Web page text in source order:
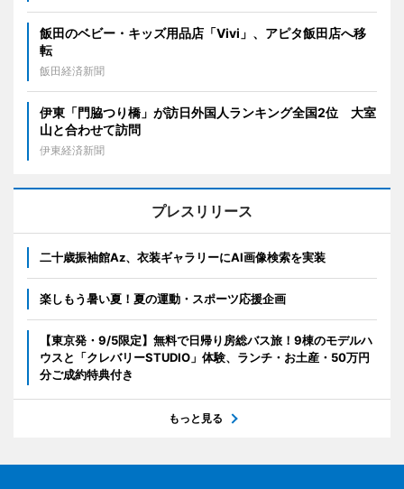
飯田のベビー・キッズ用品店「Vivi」、アピタ飯田店へ移
転
飯田経済新聞
伊東「門脇つり橋」が訪日外国人ランキング全国2位 大室
山と合わせて訪問
伊東経済新聞
プレスリリース
二十歳振袖館Az、衣装ギャラリーにAI画像検索を実装
楽しもう暑い夏！夏の運動・スポーツ応援企画
【東京発・9/5限定】無料で日帰り房総バス旅！9棟のモデルハ
ウスと「クレバリーSTUDIO」体験、ランチ・お土産・50万円
分ご成約特典付き
もっと見る